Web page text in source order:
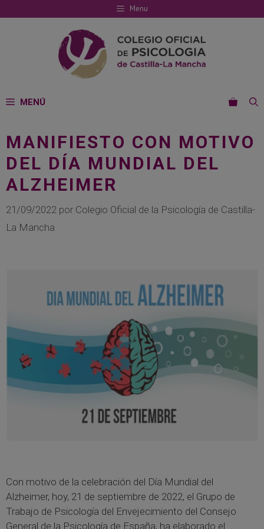
al
Menu
MENÚ
MANIFIESTO CON MOTIVO
DEL DÍA MUNDIAL DEL
ALZHEIMER
21/09/2022 por Colegio Oficial de la Psicología de Castilla-
La Mancha
Con motivo de la celebración del Día Mundial del
Alzheimer, hoy, 21 de septiembre de 2022, el Grupo de
Trabajo de Psicología del Envejecimiento del Consejo
General de la Psicología de España, ha elaborado el